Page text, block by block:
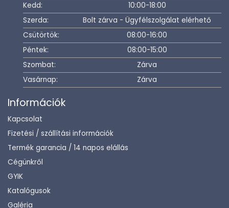
Kedd:
10:00-18:00
Szerda:
Bolt zárva - Ügyfélszolgálat elérhető
Csütörtök:
08:00-16:00
Péntek:
08:00-15:00
Szombat:
Zárva
Vasárnap:
Zárva
Információk
Kapcsolat
Fizetési / szállítási információk
Termék garancia / 14 napos elállás
Cégünkről
GYIK
Katalógusok
Galéria